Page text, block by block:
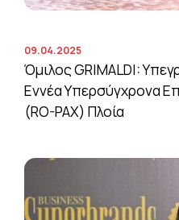
09.04.2025
Όμιλος GRIMALDI:
Εννέα Υπερσύγχρονα
(RO-PAX) Πλοία